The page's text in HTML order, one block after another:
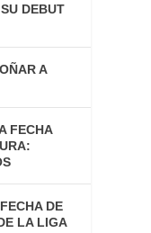
DEBUT
A
FECHA
DE
LA LIGA